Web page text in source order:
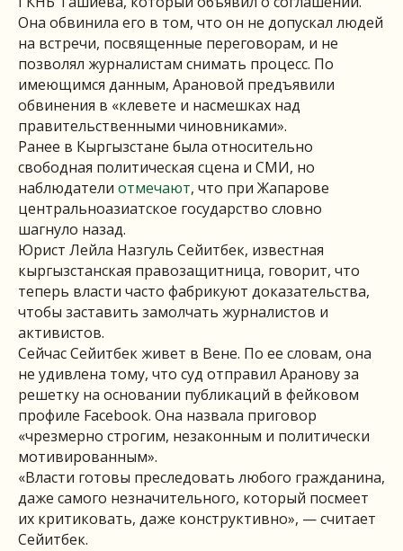
Она обвинила его в том, что он не допускал людей
на встречи, посвященные переговорам, и не
позволял журналистам снимать процесс. По
имеющимся данным, Арановой предъявили
обвинения в «клевете и насмешках над
правительственными чиновниками».
Ранее в Кыргызстане была относительно
свободная политическая сцена и СМИ, но
наблюдатели отмечают, что при Жапарове
центральноазиатское государство словно
шагнуло назад.
Юрист Лейла Назгуль Сейитбек, известная
кыргызстанская правозащитница, говорит, что
теперь власти часто фабрикуют доказательства,
чтобы заставить замолчать журналистов и
активистов.
Сейчас Сейитбек живет в Вене. По ее словам, она
не удивлена тому, что суд отправил Аранову за
решетку на основании публикаций в фейковом
профиле Facebook. Она назвала приговор
«чрезмерно строгим, незаконным и политически
мотивированным».
«Власти готовы преследовать любого гражданина,
даже самого незначительного, который посмеет
их критиковать, даже конструктивно», — считает
Сейитбек.